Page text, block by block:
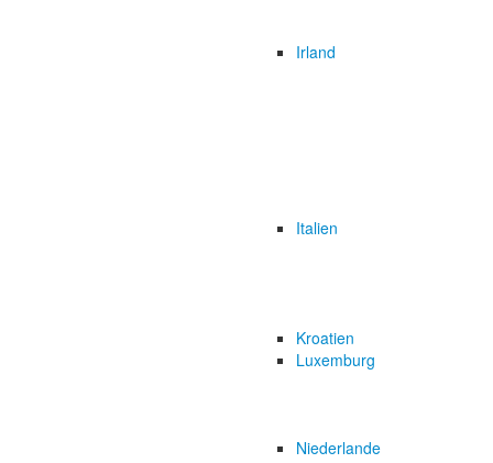
Irland
Italien
Kroatien
Luxemburg
Niederlande